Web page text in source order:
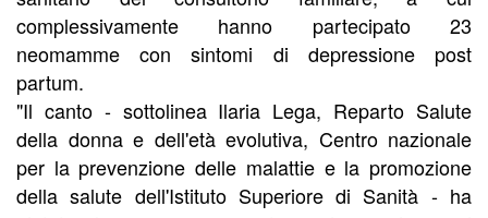
complessivamente hanno partecipato 23
neomamme con sintomi di depressione post
partum.
"Il canto - sottolinea Ilaria Lega, Reparto Salute
della donna e dell'età evolutiva, Centro nazionale
per la prevenzione delle malattie e la promozione
della salute dell'Istituto Superiore di Sanità - ha